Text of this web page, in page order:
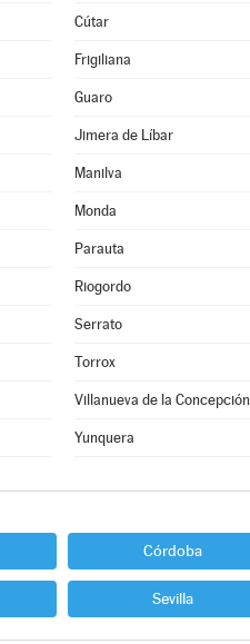
Cútar
Frigiliana
Guaro
Jimera de Líbar
Manilva
Monda
Parauta
Riogordo
Serrato
Torrox
Villanueva de la Concepción
Yunquera
Córdoba
Sevilla